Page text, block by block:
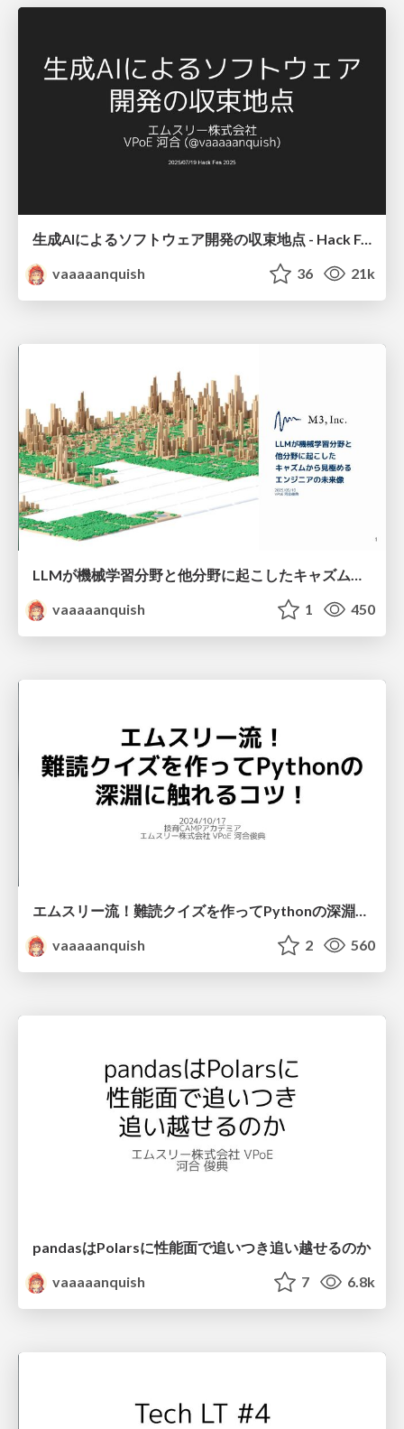
生成AIによるソフトウェア開発の収束地点 - Hack Fes 2025
vaaaaanquish
36 21k
LLMが機械学習分野と他分野に起こしたキャズムから見極めるエンジニアの未来像
vaaaaanquish
1 450
エムスリー流！難読クイズを作ってPythonの深淵に触れるコツ！ - 技育CAMPアカデミア
vaaaaanquish
2 560
pandasはPolarsに性能面で追いつき追い越せるのか
vaaaaanquish
7 6.8k